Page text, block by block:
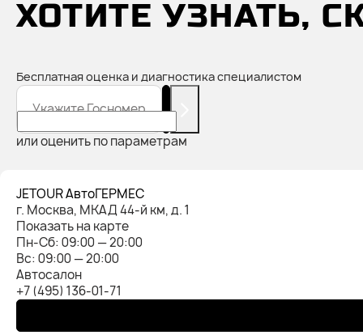
ХОТИТЕ УЗНАТЬ,
Бесплатная оценка и диагностика специалистом
Укажите Госномер
или оценить по параметрам
JETOUR АвтоГЕРМЕС
г. Москва, МКАД 44-й км, д. 1
Показать на карте
Пн-Cб: 09:00 — 20:00
Вс: 09:00 — 20:00
Автосалон
+7 (495) 136-01-71